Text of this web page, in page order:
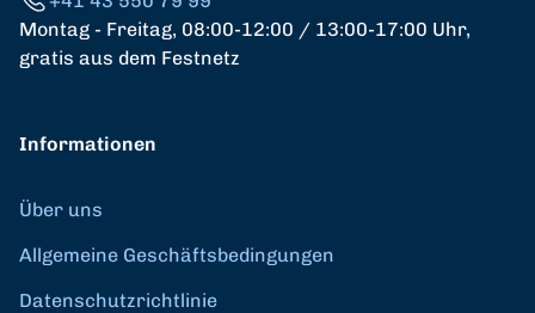
Montag - Freitag, 08:00-12:00 / 13:00-17:00 Uhr,
gratis aus dem Festnetz
Informationen
Über uns
Allgemeine Geschäftsbedingungen
Datenschutzrichtlinie